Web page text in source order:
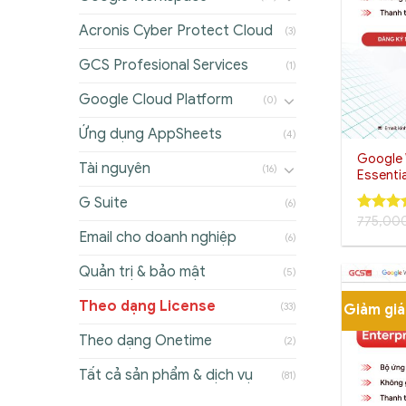
Acronis Cyber Protect Cloud (3)
GCS Profesional Services (1)
Google Cloud Platform (0)
Ứng dụng AppSheets (4)
Tài nguyên (16)
G Suite (6)
Email cho doanh nghiệp (6)
Quản trị & bảo mật (5)
Theo dạng License (33)
Theo dạng Onetime (2)
Tất cả sản phẩm & dịch vụ (81)
+
Google
5.00
Giảm